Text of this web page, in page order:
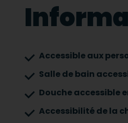
Accessible aux
Salle de bain
Douche accessible
Accessibilité de la